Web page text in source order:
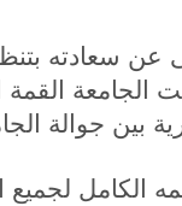
سعادته
حيث نظمت الجامعة
بين جوالة
الكامل لجميع